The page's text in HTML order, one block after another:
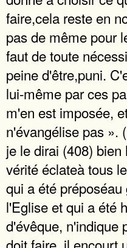
faire,cela reste en
pas de même pour
faut de toute
peine d'être,puni.
lui-même par ces
m'en est imposée,
n'évangélise pas ».
je le dirai (408)
vérité éclateà tous
qui a été
l'Eglise et qui a été
d'évêque, n'indique